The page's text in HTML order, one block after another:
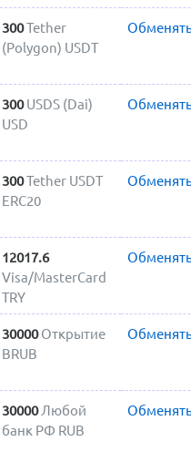
300Tether
(Polygon) USDT
300 USDS (Dai)
USD
300Tether USDT
ERC20
12017.6
Visa/MasterCard
TRY
30000 Открытие
BRUB
30000 Любой
банк РФ RUB